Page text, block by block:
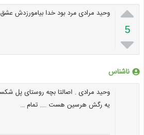

5

وحید مرادی مرد بود خدا بیامورزدش عشق
ناشناس
وحید مرادی . اصالتا بچه روستای پل
یه رگش هرسین هست …. تمام …